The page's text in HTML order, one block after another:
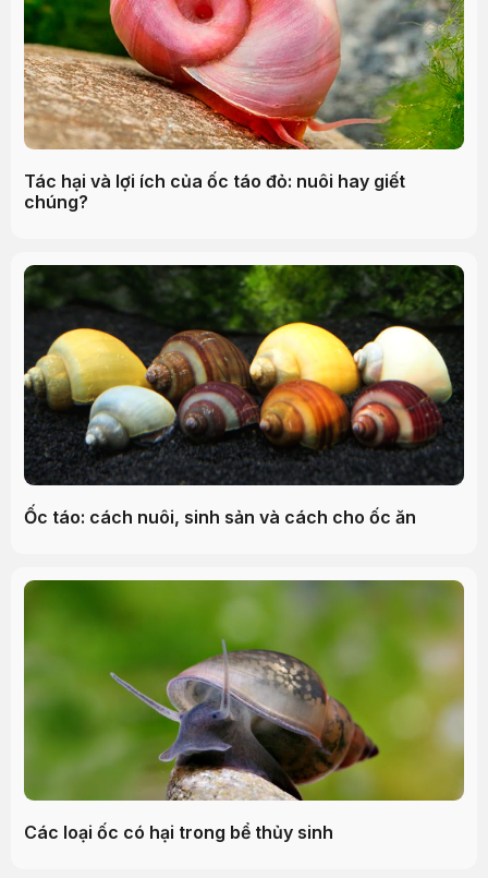
Tác hại và lợi ích của ốc táo đỏ: nuôi hay giết
chúng?
Ốc táo: cách nuôi, sinh sản và cách cho ốc ăn
Các loại ốc có hại trong bể thủy sinh